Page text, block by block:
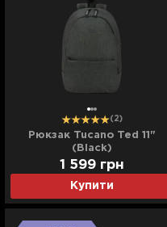
(2)
Рюкзак Tucano Ted 11"
(Black)
Купити
1 599 грн